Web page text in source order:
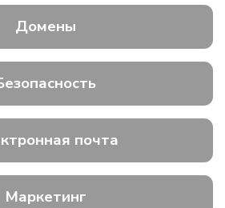
Домены
почта
Маркетинг